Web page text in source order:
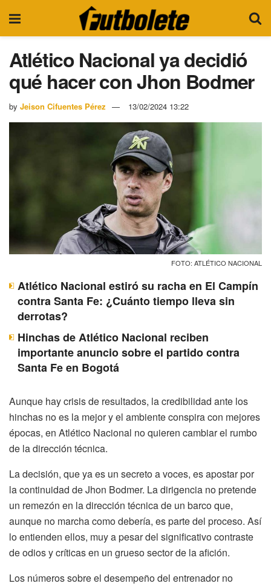
Atlético Nacional ya decidió
qué hacer con Jhon Bodmer
by Jeison Cifuentes Pérez 13/02/2024 13:22
FOTO: ATLÉTICO NACIONAL
Atlético Nacional estiró su racha en El Campín
contra Santa Fe: ¿Cuánto tiempo lleva sin
derrotas?
Hinchas de Atlético Nacional reciben
importante anuncio sobre el partido contra
Santa Fe en Bogotá
Aunque hay crisis de resultados, la credibilidad ante los
hinchas no es la mejor y el ambiente conspira con mejores
épocas, en Atlético Nacional no quieren cambiar el rumbo
de la dirección técnica.
La decisión, que ya es un secreto a voces, es apostar por
la continuidad de Jhon Bodmer. La dirigencia no pretende
un remezón en la dirección técnica de un barco que,
aunque no marcha como debería, es parte del proceso. Así
lo entienden ellos, muy a pesar del significativo contraste
de odios y críticas en un grueso sector de la afición.
Los números sobre el desempeño del entrenador no